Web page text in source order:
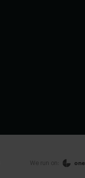
We run on: